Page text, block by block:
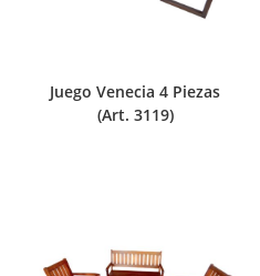
Juego Venecia 4 Piezas
(Art. 3119)